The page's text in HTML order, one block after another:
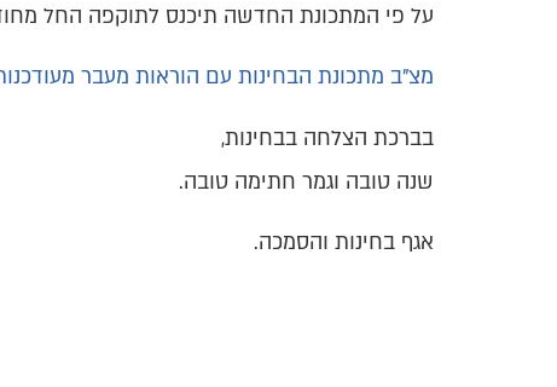
על פי המתכונת החדשה תיכנס לתוקפה החל
מצ"ב מתכונת הבחינות עם הוראות מעבר
בברכת הצלחה בבחינות,
שנה טובה וגמר חתימה טובה.
אגף בחינות והסמכה.